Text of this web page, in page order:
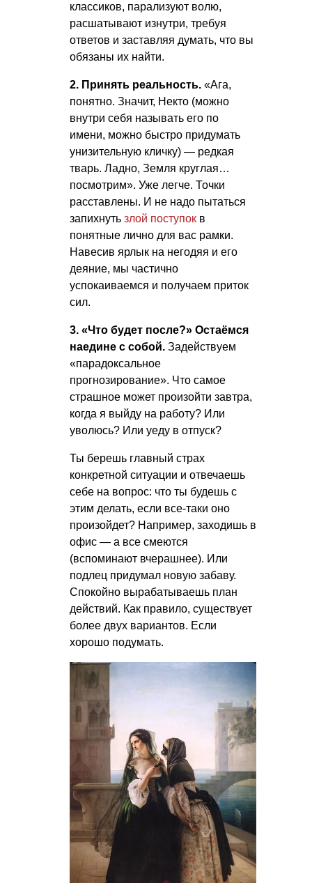
классиков, парализуют волю,
расшатывают изнутри, требуя
ответов и заставляя думать, что вы
обязаны их найти.
2. Принять реальность. «Ага,
понятно. Значит, Некто (можно
внутри себя называть его по
имени, можно быстро придумать
унизительную кличку) — редкая
тварь. Ладно, Земля круглая…
посмотрим». Уже легче. Точки
расставлены. И не надо пытаться
запихнуть злой поступок в
понятные лично для вас рамки.
Навесив ярлык на негодяя и его
деяние, мы частично
успокаиваемся и получаем приток
сил.
3. «Что будет после?» Остаёмся
наедине с собой. Задействуем
«парадоксальное
прогнозирование». Что самое
страшное может произойти завтра,
когда я выйду на работу? Или
уволюсь? Или уеду в отпуск?
Ты берешь главный страх
конкретной ситуации и отвечаешь
себе на вопрос: что ты будешь с
этим делать, если все-таки оно
произойдет? Например, заходишь в
офис — а все смеются
(вспоминают вчерашнее). Или
подлец придумал новую забаву.
Спокойно вырабатываешь план
действий. Как правило, существует
более двух вариантов. Если
хорошо подумать.